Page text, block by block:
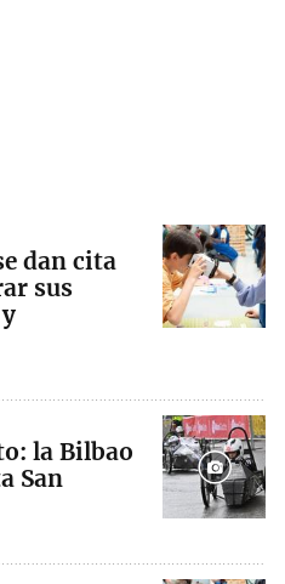
dan cita
sus
la Bilbao
San